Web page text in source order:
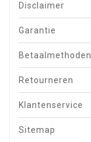
Disclaimer
Garantie
Betaalmethoden
Retourneren
Klantenservice
Sitemap